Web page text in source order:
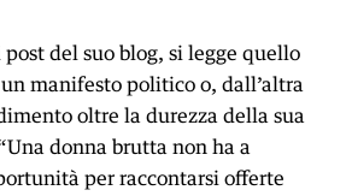
del suo blog, si legge quello
un manifesto politico o, dall’altra
oltre la durezza della sua
donna brutta non ha a
per raccontarsi offerte